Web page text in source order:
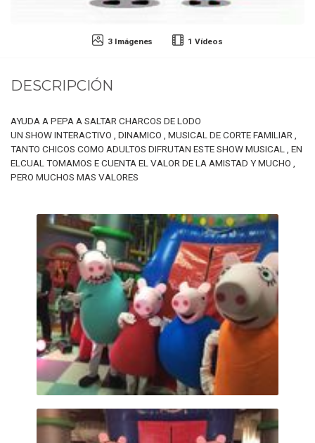
3 Imágenes 1 Vídeos
DESCRIPCIÓN
AYUDA A PEPA A SALTAR CHARCOS DE LODO
UN SHOW INTERACTIVO , DINAMICO , MUSICAL DE CORTE FAMILIAR ,
TANTO CHICOS COMO ADULTOS DIFRUTAN ESTE SHOW MUSICAL , EN
ELCUAL TOMAMOS E CUENTA EL VALOR DE LA AMISTAD Y MUCHO ,
PERO MUCHOS MAS VALORES